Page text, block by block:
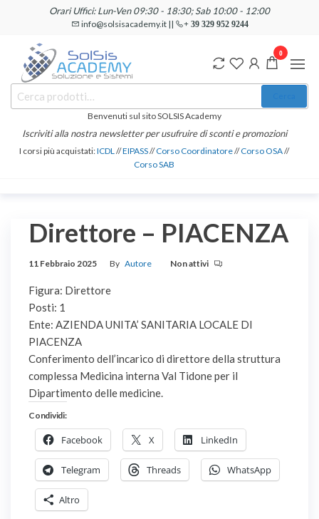
contenuto
Orari Uffici: Lun-Ven 09:30 - 18:30; Sab 10:00 - 12:00
info@solsisacademy.it || + 39 329 952 9244
SOLSIS
Academy
Corsi e
Certificazioni
Linguistiche
Benvenuti sul sito SOLSIS Academy
Iscriviti alla nostra newsletter per usufruire di sconti e promozioni
I corsi più acquistati:ICDL//EIPASS//Corso Coordinatore//Corso OSA//
Corso SAB
0
Direttore – PIACENZA
11 Febbraio 2025 By Autore Non attivi
Figura: Direttore
Posti: 1
Ente: AZIENDA UNITA’ SANITARIA LOCALE DI
PIACENZA
Conferimento dell’incarico di direttore della struttura
complessa Medicina interna Val Tidone per il
Dipartimento delle medicine.
Condividi:
Facebook X LinkedIn
Telegram Threads WhatsApp
Altro